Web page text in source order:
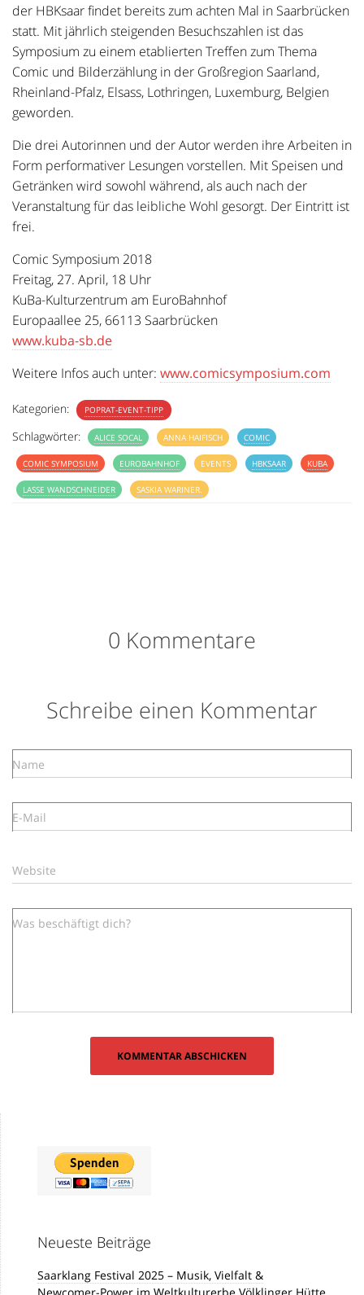
der HBKsaar findet bereits zum achten Mal in Saarbrücken
statt. Mit jährlich steigenden Besuchszahlen ist das
Symposium zu einem etablierten Treffen zum Thema
Comic und Bilderzählung in der Großregion Saarland,
Rheinland-Pfalz, Elsass, Lothringen, Luxemburg, Belgien
geworden.
Die drei Autorinnen und der Autor werden ihre Arbeiten in
Form performativer Lesungen vorstellen. Mit Speisen und
Getränken wird sowohl während, als auch nach der
Veranstaltung für das leibliche Wohl gesorgt. Der Eintritt ist
frei.
Comic Symposium 2018
Freitag, 27. April, 18 Uhr
KuBa-Kulturzentrum am EuroBahnhof
Europaallee 25, 66113 Saarbrücken
www.kuba-sb.de
Weitere Infos auch unter: www.comicsymposium.com
Kategorien: POPRAT-EVENT-TIPP
Schlagwörter: ALICE SOCAL ANNA HAIFISCH COMIC
COMIC SYMPOSIUM EUROBAHNHOF EVENTS HBKSAAR KUBA
LASSE WANDSCHNEIDER SASKIA WARINER.
0 Kommentare
Schreibe einen Kommentar
Name
E-Mail
Website
Was beschäftigt dich?
Neueste Beiträge
Saarklang Festival 2025 – Musik, Vielfalt &